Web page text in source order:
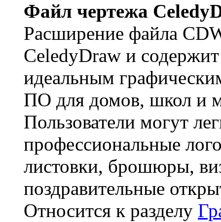
Файл чертежа
Расширение файла
CeledyDraw и
идеальным
ПО для домов, школ и
Пользователи могут
профессиональные
листовки, брошюры,
поздравительные
Относится к разделу